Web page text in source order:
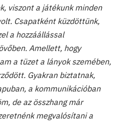
viszont a játékunk minden
Csapatként küzdöttünk,
a hozzáállással
Amellett, hogy
a tüzet a lányok szemében,
Gyakran biztatnak,
a kommunikációban
de az összhang már
megvalósítani a